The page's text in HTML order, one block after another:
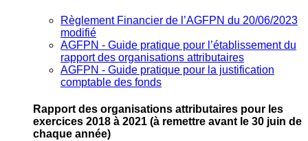
Règlement Financier de l’AGFPN du 20/06/2023
modifié
AGFPN ‐ Guide pratique pour l’établissement du
rapport des organisations attributaires
AGFPN ‐ Guide pratique pour la justification
comptable des fonds
Rapport des organisations attributaires pour les
exercices 2018 à 2021 (à remettre avant le 30 juin de
chaque année)